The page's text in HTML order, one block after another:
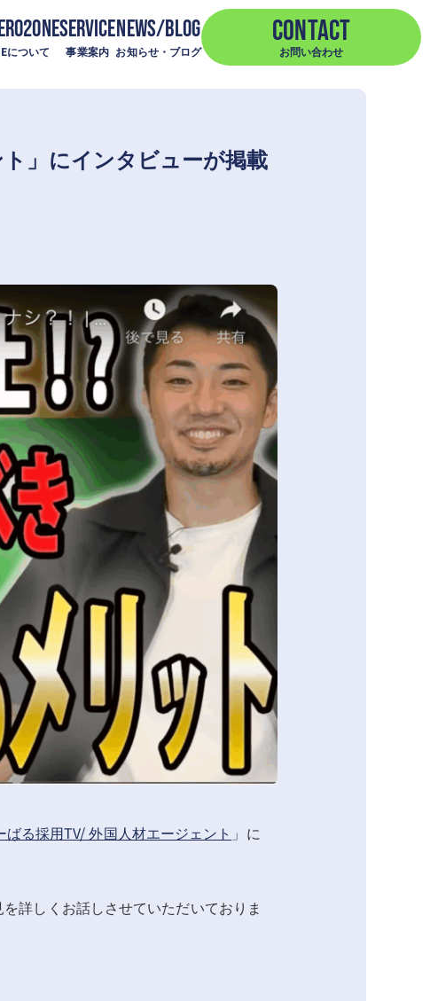
について
SERVICE
事業案内
NEWS/BLOG
お知らせ・ブログ
CONTACT
お問い合わせ
」にインタビューが掲載
ばる採用TV/ 外国人材エージェント 」に
詳しくお話しさせていただいておりま